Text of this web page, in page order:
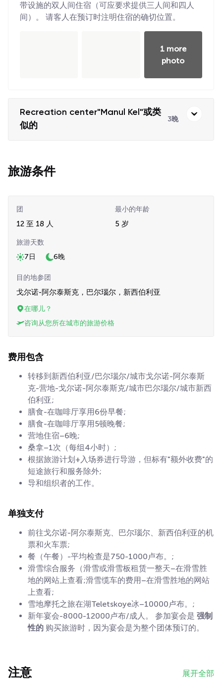
带设施的双人间住宿（可应要求提供三人间和四人
间）。 请客人在预订时注明住宿的确切位置。
1 more
photo
Recreation center"Manul Kel"或类
似的
3晚
旅游条件
团
12 至 18 人
最小的年龄
5 岁
旅游天数
7日
6晚
目的地参团
戈尔诺-阿尔泰斯克，巴尔瑙尔，新西伯利亚
在哪儿？
咨询从您所在城市的旅游价格
费用包含
转移到新西伯利亚/巴尔瑙尔/城市戈尔诺-阿尔泰斯
克-营地-戈尔诺-阿尔泰斯克/城市巴尔瑙尔/城市新西
伯利亚;
膳食-在咖啡厅享用6份早餐;
膳食-在咖啡厅享用5顿晚餐;
营地住宿–6晚;
桑拿–1次（每组4小时）;
根据旅游计划+入场券进行导游，但标有"额外收费"的
短途旅行和服务除外;
导和组织者的工作。
单独支付
前往戈尔诺-阿尔泰斯克、巴尔瑙尔、新西伯利亚的机
票和火车票;
餐（午餐）-平均检查是750-1000卢布。;
滑雪综合服务（滑雪或滑雪板租赁一整天–在滑雪胜
地的网站上查看;滑雪缆车的费用–在滑雪胜地的网站
上查看;
雪地摩托之旅在湖Teletskoye冰–10000卢布。;
新年宴会-8000-12000卢布/成人。 参加宴会是 强制
性的 购买旅游时，因为宴会是为整个团体预订的。
注意 展开全部